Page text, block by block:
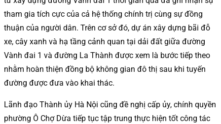
tham gia tích cực của cả hệ thống chính trị cùng sự đồng
thuận của người dân. Trên cơ sở đó, dự án xây dựng bãi đỗ
xe, cây xanh và hạ tầng cảnh quan tại dải đất giữa đường
Vành đai 1 và đường La Thành được xem là bước tiếp theo
nhằm hoàn thiện đồng bộ không gian đô thị sau khi tuyến
đường được đưa vào khai thác.
Lãnh đạo Thành ủy Hà Nội cũng đề nghị cấp ủy, chính quyền
phường Ô Chợ Dừa tiếp tục tập trung thực hiện tốt công tác